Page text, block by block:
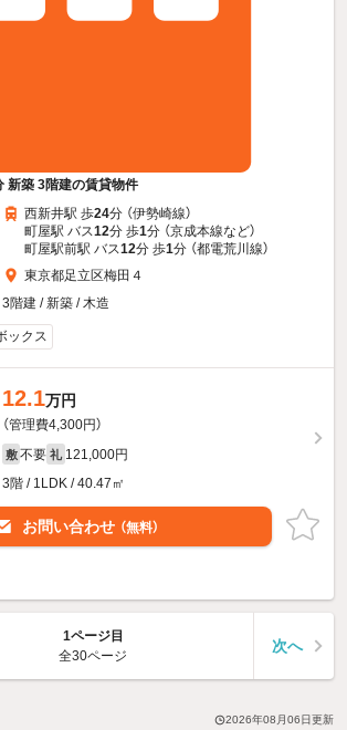
新築 3階建の賃貸物件
西新井駅 歩24分 （伊勢崎線）
町屋駅 バス12分 歩1分 （京成本線など）
町屋駅前駅 バス12分 歩1分 （都電荒川線）
東京都足立区梅田４
3階建 / 新築 / 木造
ックス
12.1万円
（管理費4,300円）
敷 不要 礼 121,000円
3階 / 1LDK / 40.47㎡
お問い合わせ （無料）
1ページ目
全30ページ
次へ
2026年08月06日更新